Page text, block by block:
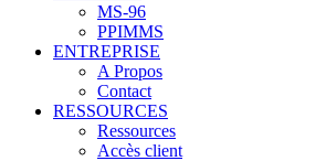
MS-96
PPIMMS
ENTREPRISE
A Propos
Contact
RESSOURCES
Ressources
Accès client